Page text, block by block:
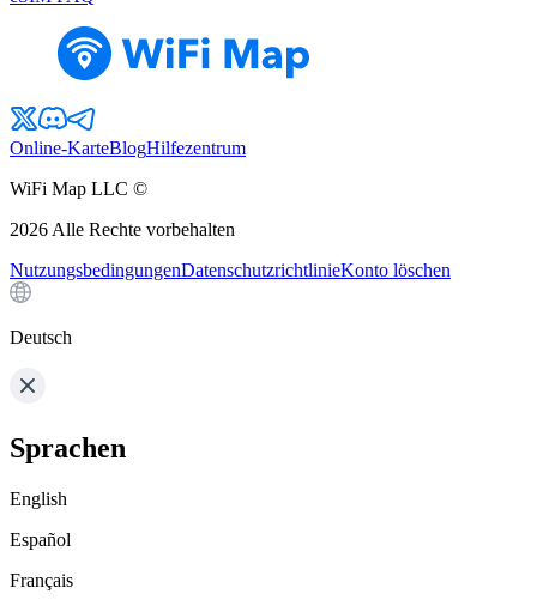
Online-KarteBlogHilfezentrum
WiFi Map LLC ©
2026 Alle Rechte vorbehalten
NutzungsbedingungenDatenschutzrichtlinieKonto löschen
Deutsch
Sprachen
English
Español
Français